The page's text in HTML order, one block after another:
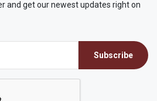
and get our newest updates right on
Subscribe